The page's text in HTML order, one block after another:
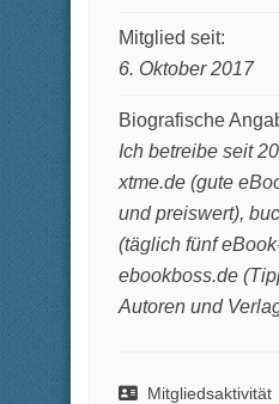
Mitglied seit:
6. Oktober 2017
Biografische
Ich betreibe seit
xtme.de (gute
und preiswert),
(täglich fünf
ebookboss.de
Autoren und
Mitgliedsaktivität